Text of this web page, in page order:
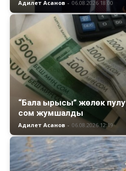
Адилет Асанов - 06.08.2026 18:00
“Бала ырысы” жөлөк
сом жумшалды
Адилет Асанов - 06.08.2026 12:19